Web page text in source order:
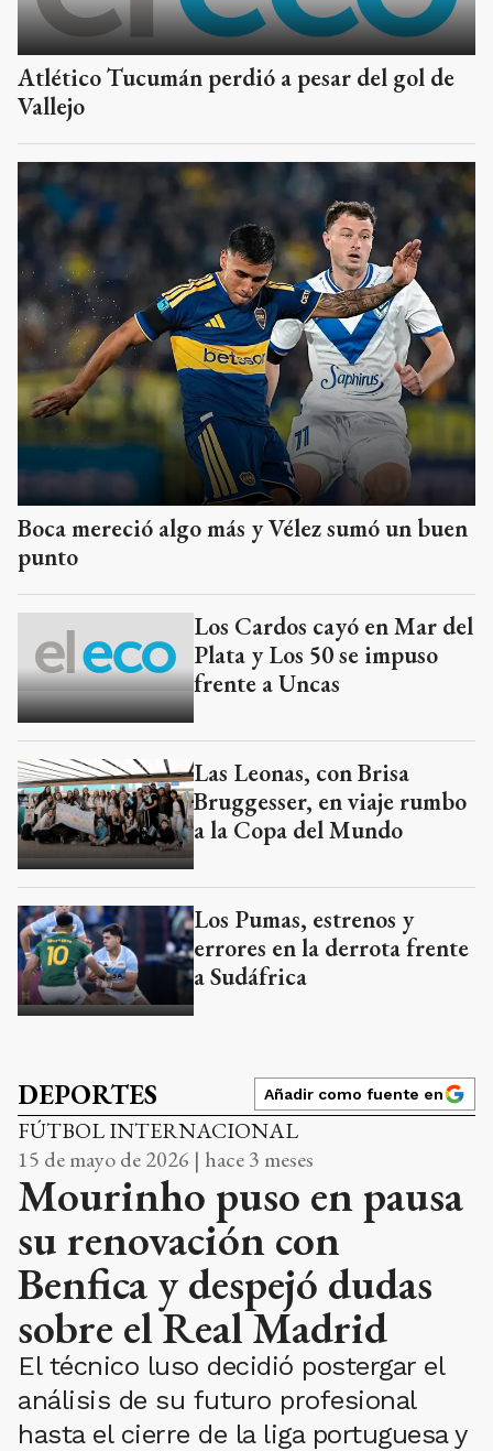
Atlético Tucumán perdió a pesar del gol de
Vallejo
Boca mereció algo más y Vélez sumó un buen
punto
Los Cardos cayó en Mar del
Plata y Los 50 se impuso
frente a Uncas
Las Leonas, con Brisa
Bruggesser, en viaje rumbo
a la Copa del Mundo
Los Pumas, estrenos y
errores en la derrota frente
a Sudáfrica
DEPORTES Añadir como fuente en
FÚTBOL INTERNACIONAL
15 de mayo de 2026 | hace 3 meses
Mourinho puso en pausa
su renovación con
Benfica y despejó dudas
sobre el Real Madrid
El técnico luso decidió postergar el
análisis de su futuro profesional
hasta el cierre de la liga portuguesa y